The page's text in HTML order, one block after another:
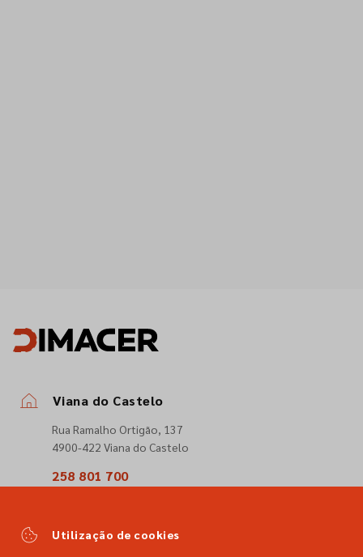
Viana do Castelo
Rua Ramalho Ortigão, 137
4900-422 Viana do Castelo
258 801 700
comercial@dimacer.com
Utilização de cookies